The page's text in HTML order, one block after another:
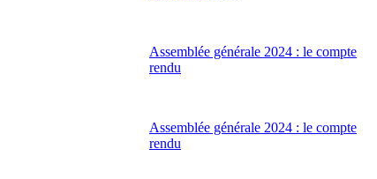
Assemblée générale 2024 : le compte
rendu
Assemblée générale 2024 : le compte
rendu